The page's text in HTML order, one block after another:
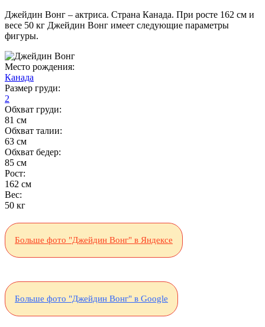
Джейдин Вонг – актриса. Страна Канада. При росте 162 см и
весе 50 кг Джейдин Вонг имеет следующие параметры
фигуры.
Место рождения:
Канада
Размер груди:
2
Обхват груди:
81 см
Обхват талии:
63 см
Обхват бедер:
85 см
Рост:
162 см
Вес:
50 кг
Больше фото "Джейдин Вонг" в Яндексе
Больше фото "Джейдин Вонг" в Google